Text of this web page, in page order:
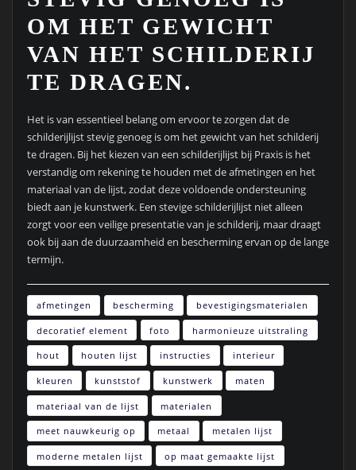
OM HET GEWICHT
VAN HET SCHILDERIJ
TE DRAGEN.
Het is van essentieel belang om ervoor te zorgen dat de
schilderijlijst stevig genoeg is om het gewicht van het schilderij
te dragen. Bij het kiezen van een schilderijlijst bij Praxis is het
verstandig om rekening te houden met de afmetingen en het
materiaal van de lijst, zodat deze voldoende ondersteuning
biedt aan je kunstwerk. Een stevige schilderijlijst niet alleen
zorgt voor een veilige presentatie van je schilderij, maar draagt
ook bij aan de duurzaamheid en bescherming ervan op de lange
termijn.
afmetingen bescherming bevestigingsmaterialen
decoratief element foto harmonieuze uitstraling
hout houten lijst instructies interieur
kleuren kunststof kunstwerk maten
materiaal van de lijst materialen
meet nauwkeurig op metaal metalen lijst
moderne metalen lijst op maat gemaakte lijst